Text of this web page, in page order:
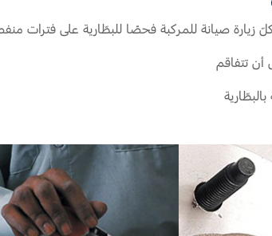
زيارة صيانة للمركبة فحصًا للبطّارية على فترات
تتفاقم